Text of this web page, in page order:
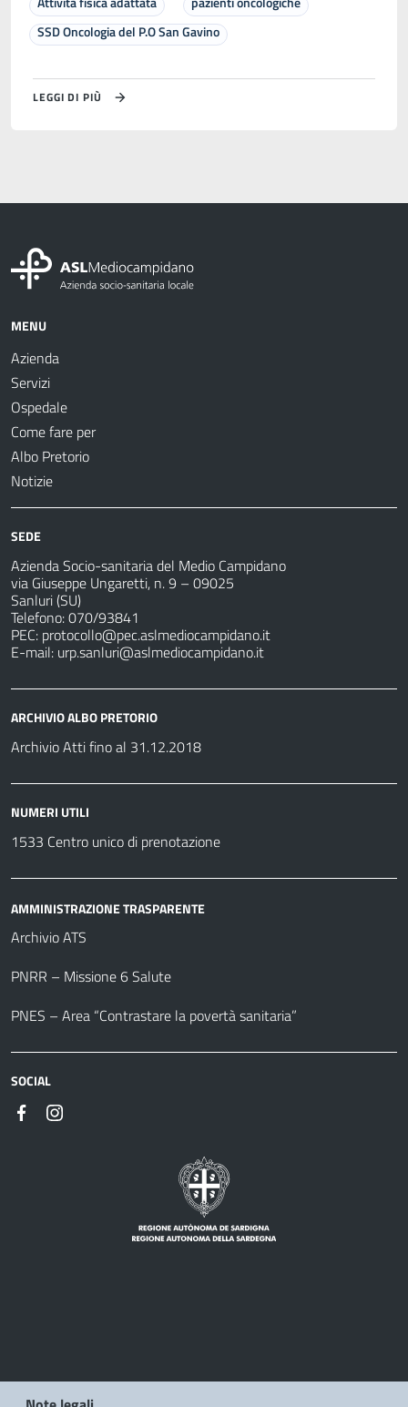
SSD Oncologia del P.O San Gavino
LEGGI DI PIÙ
MENU
Azienda
Servizi
Ospedale
Come fare per
Albo Pretorio
Notizie
SEDE
Azienda Socio-sanitaria del Medio Campidano
via Giuseppe Ungaretti, n. 9 – 09025
Sanluri (SU)
Telefono: 070/93841
PEC: protocollo@pec.aslmediocampidano.it
E-mail: urp.sanluri@aslmediocampidano.it
ARCHIVIO ALBO PRETORIO
Archivio Atti fino al 31.12.2018
NUMERI UTILI
1533 Centro unico di prenotazione
AMMINISTRAZIONE TRASPARENTE
Archivio ATS
PNRR – Missione 6 Salute
PNES – Area “Contrastare la povertà sanitaria”
SOCIAL